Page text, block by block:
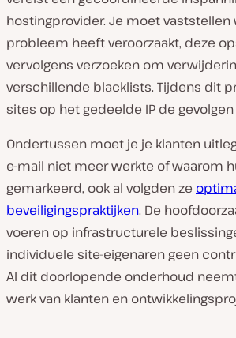
hostingprovider. Je moet vaststellen
probleem heeft veroorzaakt, deze
vervolgens verzoeken om
verschillende blacklists. Tijdens dit
sites op het gedeelde IP de
Ondertussen moet je je klanten
e-mail niet meer werkte of waarom
gemarkeerd, ook al volgden ze
beveiligingspraktijken. De
voeren op infrastructurele
individuele site-eigenaren geen
Al dit doorlopende onderhoud
werk van klanten en